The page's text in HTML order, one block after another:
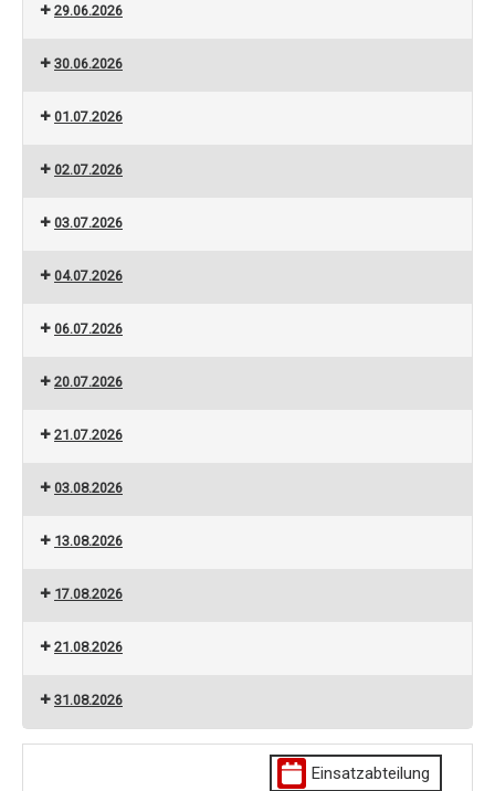
29.06.2026
30.06.2026
01.07.2026
02.07.2026
03.07.2026
04.07.2026
06.07.2026
20.07.2026
21.07.2026
03.08.2026
13.08.2026
17.08.2026
21.08.2026
31.08.2026
Einsatzabteilung